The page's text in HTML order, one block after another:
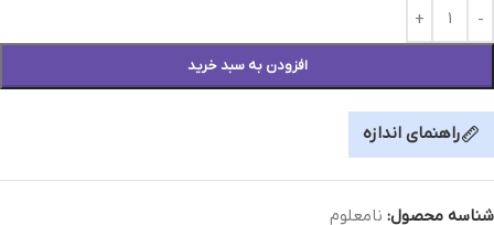
افزودن به سبد خرید
راهنمای اندازه
شناسه محصول: نامعلوم